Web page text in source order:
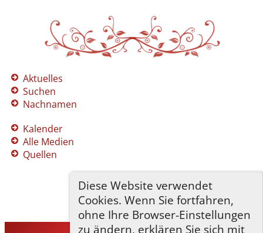
Diese Website verwendet
Cookies. Wenn Sie fortfahren,
ohne Ihre Browser-Einstellungen
zu ändern, erklären Sie sich mit
Aktuelles
Suchen
Nachnamen
Kalender
Alle Medien
Quellen